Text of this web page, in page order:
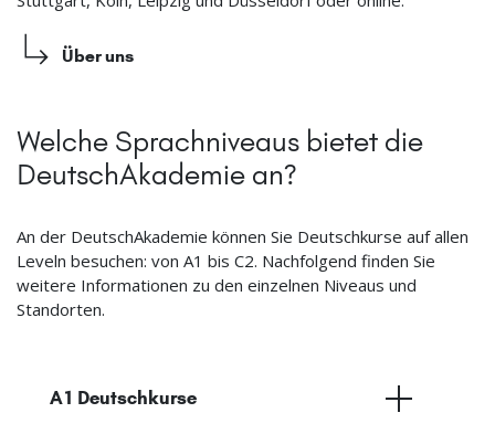
Über uns
Welche Sprachniveaus bietet die
DeutschAkademie an?
An der DeutschAkademie können Sie Deutschkurse auf allen
Leveln besuchen: von A1 bis C2. Nachfolgend finden Sie
weitere Informationen zu den einzelnen Niveaus und
Standorten.
A1 Deutschkurse